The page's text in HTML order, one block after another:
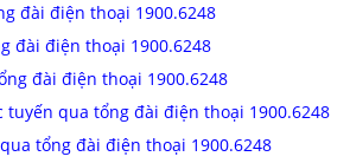
đài điện thoại 1900.6248
đài điện thoại 1900.6248
đài điện thoại 1900.6248
qua tổng đài điện thoại 1900.6248
tổng đài điện thoại 1900.6248